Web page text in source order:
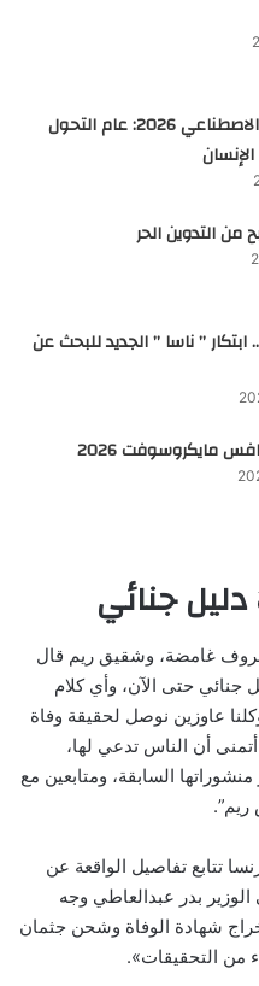
مستقبل الذكاء الاصطناعي 2026: عام التحول
ابتكار ” ناسا ” الجديد للبحث عن
جنائي
غامضة، وشقيق ريم قال
حتى الآن، وأي كلام
عاوزين نوصل لحقيقة وفاة
أن الناس تدعي لها،
السابقة، ومتابعين مع
تتابع تفاصيل الواقعة عن
بدر عبدالعاطي وجه
شهادة الوفاة وشحن جثمان
من التحقيقات».